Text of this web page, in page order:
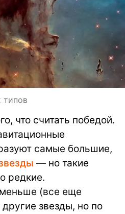
типов
что считать победой.
самые большие,
— но такие
редкие.
(все еще
звезды, но по